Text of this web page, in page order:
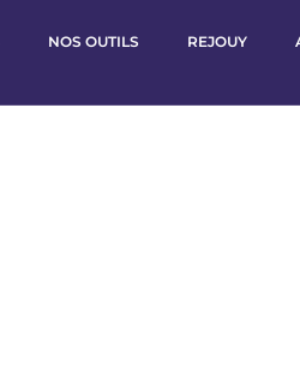
NOS OUTILS REJOUY